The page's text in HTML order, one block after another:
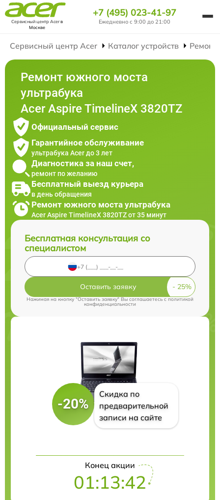
Сервисный центр Acerв
Москве
+7 (495) 023-41-97
Ежедневно с 9:00 до 21:00
Сервисный центр Acer Каталог устройств Ремонт
Ремонт южного моста
ультрабука
Acer Aspire TimelineX 3820TZ
Официальный сервис
Гарантийное обслуживание
ультрабука Acer до 3 лет
Диагностика за наш счет,
ремонт по желанию
Бесплатный выезд курьера
в день обращения
Ремонт южного моста ультрабука
Acer Aspire TimelineX 3820TZ от 35 минут
Бесплатная консультация со
специалистом
Оставить заявку
Нажимая на кнопку "Оставить заявку" Вы соглашаетесь cполитикой
конфиденциальности
-20%
Скидка по
предварительной
записи на сайте
Конец акции
01:13:41